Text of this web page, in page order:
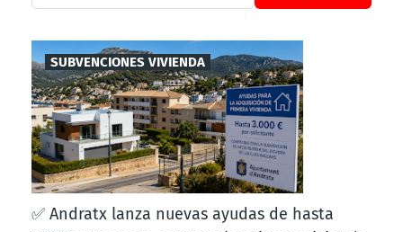
SUBVENCIONES VIVIENDA
✅ Andratx lanza nuevas ayudas de hasta